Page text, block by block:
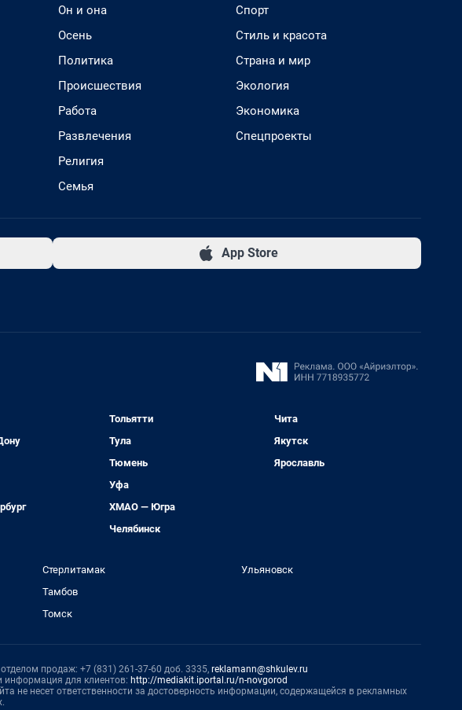
Он и она
Осень
Политика
Происшествия
Работа
Развлечения
Религия
Семья
Спорт
Стиль и красота
Страна и мир
Экология
Экономика
Спецпроекты
App Store
Тольятти
Тула
Тюмень
Уфа
ХМАО — Югра
Челябинск
Чита
Якутск
Ярославль
Стерлитамак
Тамбов
Томск
Ульяновск
продаж: +7 (831) 261-37-60 доб. 3335, reklamann@shkulev.ru
информация для клиентов: http://mediakit.iportal.ru/n-novgorod
не несет ответственности за достоверность информации, содержащейся в рекламных